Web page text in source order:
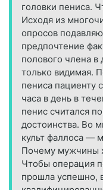
головки пениса.
Исходя из
опросов
предпочтение
полового члена в
только видимая.
пениса пациенту
часа в день в
пенис считался
достоинства. Во
культ фаллоса —
Почему мужчины
Чтобы операция
прошла успешно,